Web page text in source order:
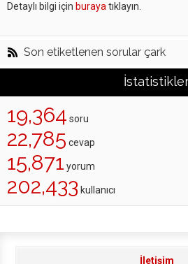
Detaylı bilgi için buraya tıklayın.
Son etiketlenen sorular çark
19,364 soru
22,785 cevap
15,871 yorum
202,433 kullanıcı
İletişim